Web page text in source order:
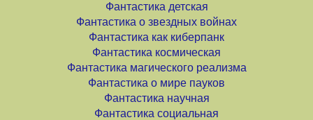
Фантастика детская
Фантастика о звездных войнах
Фантастика как киберпанк
Фантастика космическая
Фантастика магического реализма
Фантастика о мире пауков
Фантастика научная
Фантастика социальная